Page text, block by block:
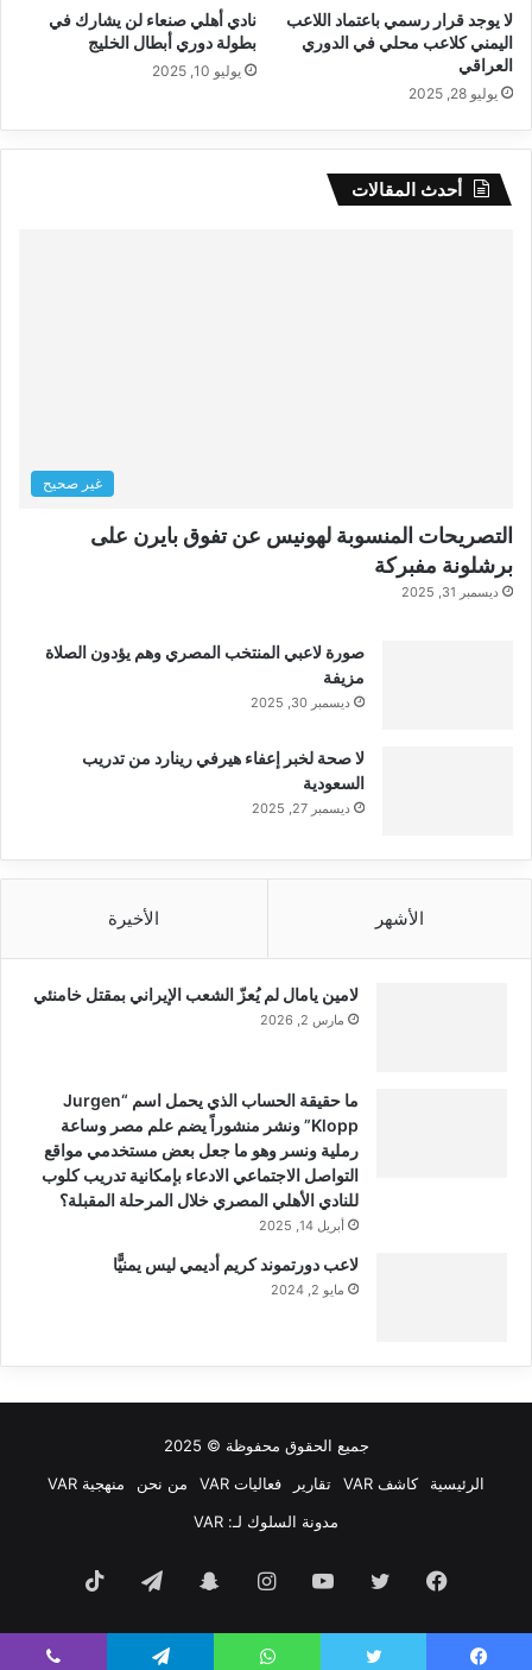
لا يوجد قرار رسمي باعتماد اللاعب
اليمني كلاعب محلي في الدوري
العراقي
يوليو 28, 2025
نادي أهلي صنعاء لن يشارك في
بطولة دوري أبطال الخليج
يوليو 10, 2025
أحدث المقالات
غير صحيح
التصريحات المنسوبة لهونيس عن تفوق بايرن على
برشلونة مفبركة
ديسمبر 31, 2025
صورة لاعبي المنتخب المصري وهم يؤدون الصلاة
مزيفة
ديسمبر 30, 2025
لا صحة لخبر إعفاء هيرفي رينارد من تدريب
السعودية
ديسمبر 27, 2025
الأشهر الأخيرة
لامين يامال لم يُعزّ الشعب الإيراني بمقتل خامنئي
مارس 2, 2026
ما حقيقة الحساب الذي يحمل اسم “Jurgen
Klopp” ونشر منشوراً يضم علم مصر وساعة
رملية ونسر وهو ما جعل بعض مستخدمي مواقع
التواصل الاجتماعي الادعاء بإمكانية تدريب كلوب
للنادي الأهلي المصري خلال المرحلة المقبلة؟
أبريل 14, 2025
لاعب دورتموند كريم أديمي ليس يمنيًّا
مايو 2, 2024
جميع الحقوق محفوظة © 2025
الرئيسية
كاشف VAR تقارير فعاليات VAR من نحن
منهجية VAR
مدونة السلوك لـ: VAR
فيسبوك تويتر يوتيوبانستقرامسناب
تشات
تيلقرام